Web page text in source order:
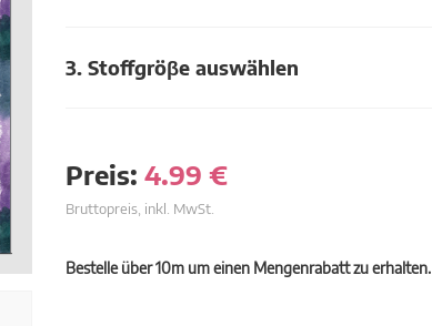
3. Stoffgröβe auswählen
Preis: 4.99 €
Bruttopreis, inkl. MwSt.
Bestelle über 10m um einen Mengenrabatt zu erhalten.